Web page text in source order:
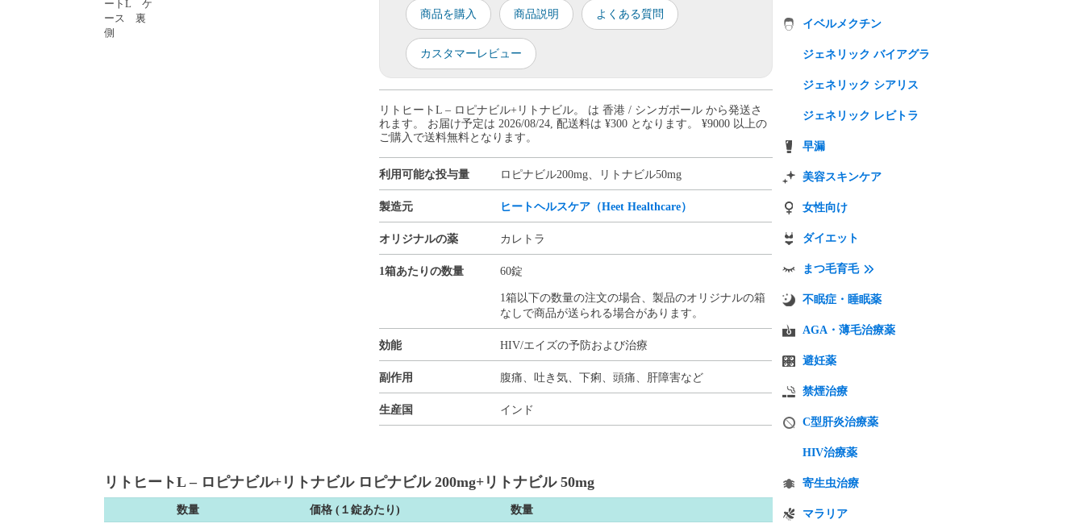
商品を購入 商品説明 よくある質問
カスタマーレビュー
リトヒートL – ロピナビル+リトナビル。 は 香港 / シンガポール から発送さ
れます。 お届け予定は 2026/08/24, 配送料は ¥300 となります。 ¥9000 以上の
ご購入で送料無料となります。
利用可能な投与量 ロピナビル200mg、リトナビル50mg
製造元 ヒートヘルスケア（Heet Healthcare）
オリジナルの薬 カレトラ
1箱あたりの数量 60錠
1箱以下の数量の注文の場合、製品のオリジナルの箱
なしで商品が送られる場合があります。
効能 HIV/エイズの予防および治療
副作用 腹痛、吐き気、下痢、頭痛、肝障害など
生産国 インド
リトヒートL – ロピナビル+リトナビル ロピナビル 200mg+リトナビル 50mg
数量 価格 (１錠あたり) 数量
イベルメクチン
ジェネリック バイアグラ
ジェネリック シアリス
ジェネリック レビトラ
早漏
美容スキンケア
女性向け
ダイエット
まつ毛育毛
不眠症・睡眠薬
AGA・薄毛治療薬
避妊薬
禁煙治療
C型肝炎治療薬
HIV治療薬
寄生虫治療
マラリア